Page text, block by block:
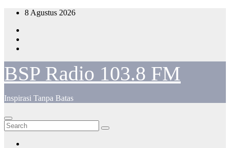
Skip
content
8 Agustus 2026
BSP Radio 103.8 FM
Inspirasi Tanpa Batas